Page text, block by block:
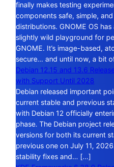
finally makes testing
components safe, simple,
distributions. GNOME OS
slightly wild playground for
GNOME. It’s image-based,
secure… and until now, a bit
Debian 12.15 and 13.6
with Support Until 2028
Debian released important
current stable and previous
with Debian 12 officially
phase. The Debian project
versions for both its current
previous one on July 11,
stability fixes and… […]